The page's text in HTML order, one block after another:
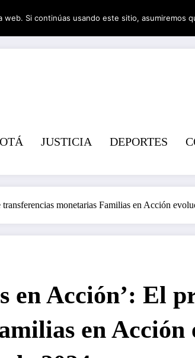
JUSTICIA DEPORTES
monetarias Familias en Acción
en Acción’: El
en Acción
Si continúas usando este sitio, asumiremos